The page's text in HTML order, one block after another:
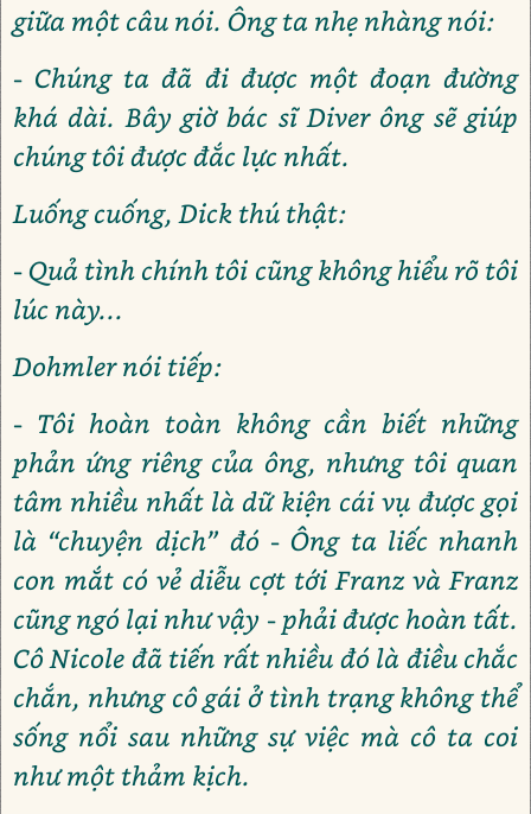
giữa một câu nói. Ông ta nhẹ nhàng nói:
- Chúng ta đã đi được một đoạn đường
khá dài. Bây giờ bác sĩ Diver ông sẽ giúp
chúng tôi được đắc lực nhất.
Luống cuống, Dick thú thật:
- Quả tình chính tôi cũng không hiểu rõ tôi
lúc này...
Dohmler nói tiếp:
- Tôi hoàn toàn không cần biết những
phản ứng riêng của ông, nhưng tôi quan
tâm nhiều nhất là dữ kiện cái vụ được gọi
là “chuyện dịch” đó - Ông ta liếc nhanh
con mắt có vẻ diễu cợt tới Franz và Franz
cũng ngó lại như vậy - phải được hoàn tất.
Cô Nicole đã tiến rất nhiều đó là điều chắc
chắn, nhưng cô gái ở tình trạng không thể
sống nổi sau những sự việc mà cô ta coi
như một thảm kịch.